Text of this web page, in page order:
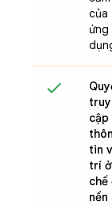
của
ứng
truy
cập
tin
trí ở
chế
nền